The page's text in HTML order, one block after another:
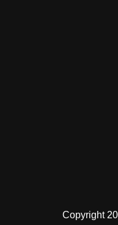
Copyright